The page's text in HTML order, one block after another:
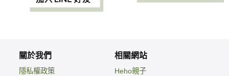
關於我們
隱私權政策
相關網站
Heho親子